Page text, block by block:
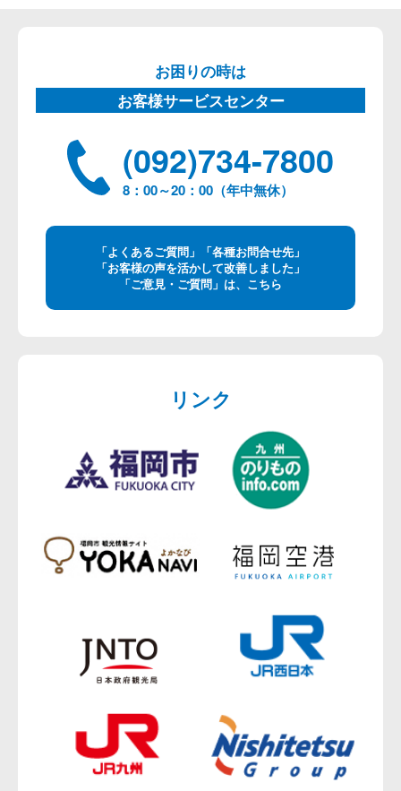
お困りの時は
お客様サービスセンター
(092)734-7800
8：00～20：00（年中無休）
「よくあるご質問」「各種お問合せ先」
「お客様の声を活かして改善しました」
「ご意見・ご質問」は、こちら
リンク